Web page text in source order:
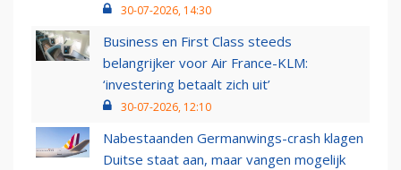
30-07-2026, 14:30
Business en First Class steeds
belangrijker voor Air France-KLM:
‘investering betaalt zich uit’
30-07-2026, 12:10
Nabestaanden Germanwings-crash klagen
Duitse staat aan, maar vangen mogelijk